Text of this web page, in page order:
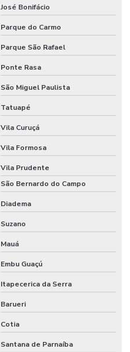
José Bonifácio
Parque do Carmo
Parque São Rafael
Ponte Rasa
São Miguel Paulista
Tatuapé
Vila Curuçá
Vila Formosa
Vila Prudente
São Bernardo do Campo
Diadema
Suzano
Mauá
Embu Guaçú
Itapecerica da Serra
Barueri
Cotia
Santana de Parnaíba